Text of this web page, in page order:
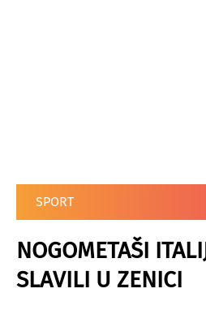
SPORT
NOGOMETAŠI
SLAVILI U ZENICI